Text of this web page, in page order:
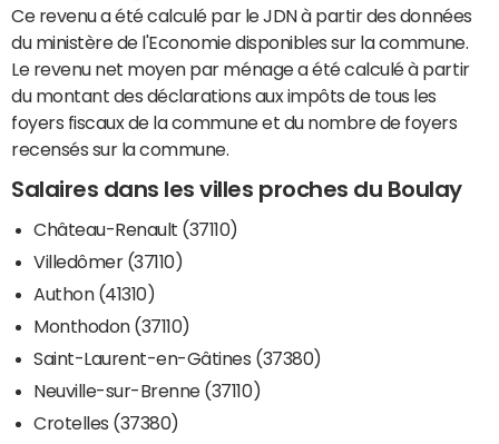
Ce revenu a été calculé par le JDN à partir des données
du ministère de l'Economie disponibles sur la commune.
Le revenu net moyen par ménage a été calculé à partir
du montant des déclarations aux impôts de tous les
foyers fiscaux de la commune et du nombre de foyers
recensés sur la commune.
Salaires dans les villes proches du Boulay
Château-Renault (37110)
Villedômer (37110)
Authon (41310)
Monthodon (37110)
Saint-Laurent-en-Gâtines (37380)
Neuville-sur-Brenne (37110)
Crotelles (37380)